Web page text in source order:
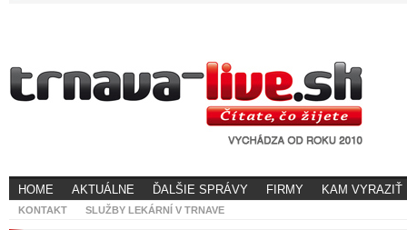
HOME AKTUÁLNE ĎALŠIE SPRÁVY FIRMY KAM VYRAZIŤ
KONTAKT SLUŽBY LEKÁRNÍ V TRNAVE